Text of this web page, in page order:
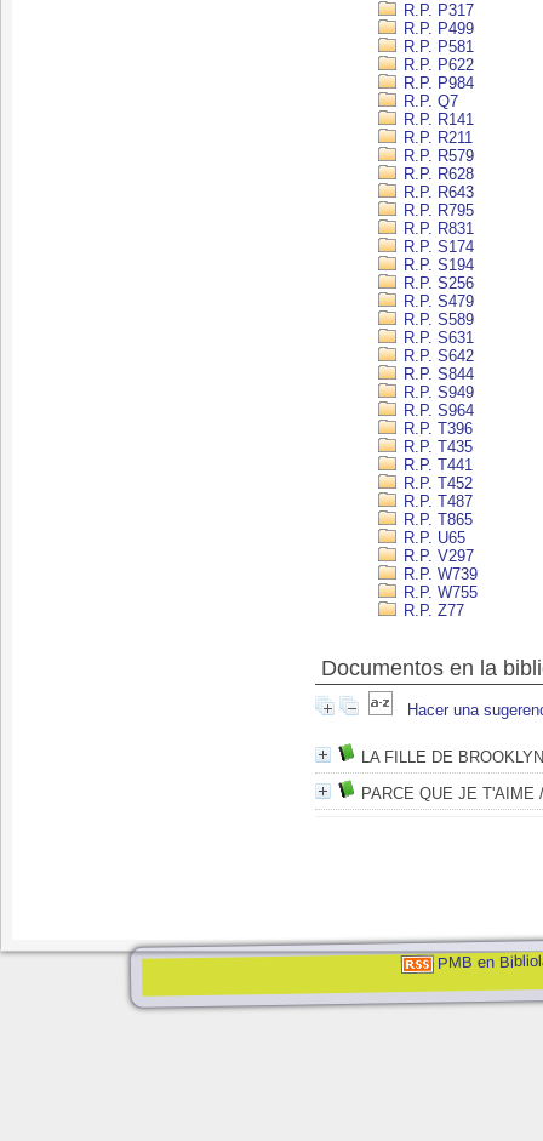
R.P. P317
R.P. P499
R.P. P581
R.P. P622
R.P. P984
R.P. Q7
R.P. R141
R.P. R211
R.P. R579
R.P. R628
R.P. R643
R.P. R795
R.P. R831
R.P. S174
R.P. S194
R.P. S256
R.P. S479
R.P. S589
R.P. S631
R.P. S642
R.P. S844
R.P. S949
R.P. S964
R.P. T396
R.P. T435
R.P. T441
R.P. T452
R.P. T487
R.P. T865
R.P. U65
R.P. V297
R.P. W739
R.P. W755
R.P. Z77
Documentos en la
Hacer una
LA FILLE DE BROOKLYN
PARCE QUE JE T'AIME
PMB en